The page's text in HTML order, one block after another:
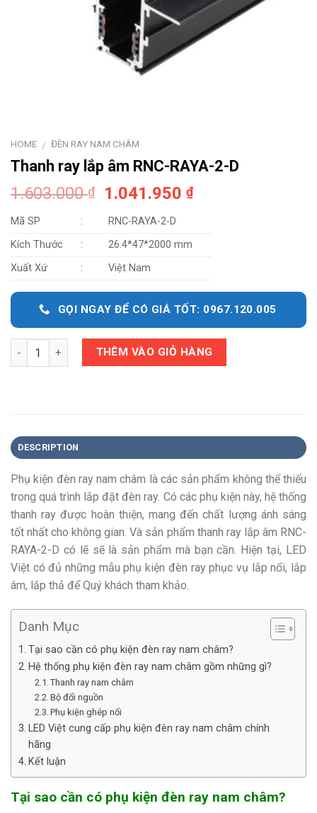
HOME / ĐÈN RAY NAM CHÂM
Thanh ray lắp âm RNC-RAYA-2-D
1.603.000₫
Original
was:
1.603.000 ₫.
1.041.950₫Current
Mã SP :
RNC-RAYA-2-D
Kích Thước
:
26.4*47*2000 mm
Xuất Xứ
: Việt Nam
GỌI NGAY ĐỂ CÓ GIÁ TỐT: 0967.120.005
Quantity THÊM VÀO GIỎ HÀNG
DESCRIPTION
Phụ kiện đèn ray nam châm là các sản phẩm không thể thiếu
trong quá trình lắp đặt đèn ray. Có các phụ kiện này, hệ thống
thanh ray được hoàn thiện, mang đến chất lượng ánh sáng
tốt nhất cho không gian. Và sản phẩm thanh ray lắp âm RNC-
RAYA-2-D có lẽ sẽ là sản phẩm mà bạn cần. Hiện tại, LED
Việt có đủ những mẫu phụ kiện đèn ray phục vụ lắp nổi, lắp
âm, lắp thả để Quý khách tham khảo.
Danh Mục
Tại sao cần có phụ kiện đèn ray nam châm?
Hệ thống phụ kiện đèn ray nam châm gồm những gì?
Thanh ray nam châm
Bộ đổi nguồn
Phụ kiện ghép nối
LED Việt cung cấp phụ kiện đèn ray nam châm chính
hãng
Kết luận
Tại sao cần có phụ kiện đèn ray nam châm?